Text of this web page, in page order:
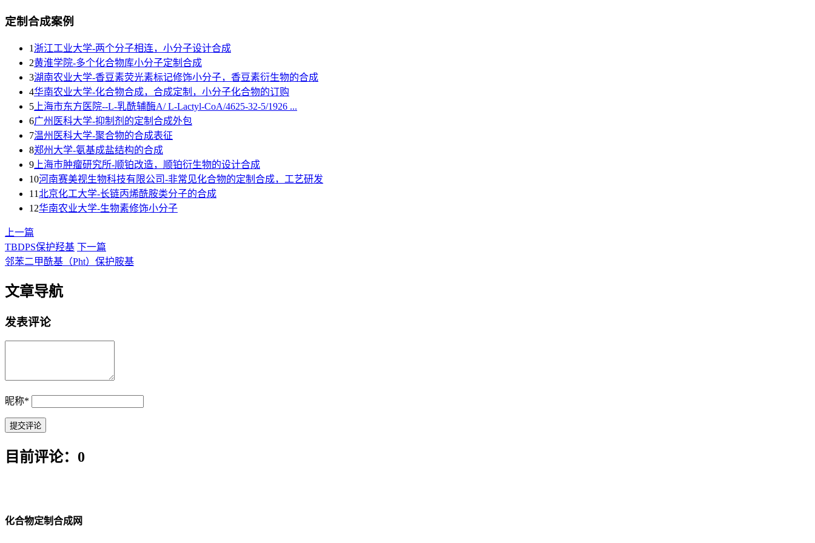
定制合成案例
1 浙江工业大学-两个分子相连，小分子设计合成
2黄淮学院-多个化合物库小分子定制合成
3湖南农业大学-香豆素荧光素标记修饰小分子，香豆素衍生物的合成
4华南农业大学-化合物合成，合成定制，小分子化合物的订购
5 上海市东方医院--L-乳酰辅酶A/ L-Lactyl-CoA/4625-32-5/1926 ...
6广州医科大学-抑制剂的定制合成外包
7温州医科大学-聚合物的合成表征
8郑州大学-氨基成盐结构的合成
9 上海巿肿瘤研究所-顺铂改造，顺铂衍生物的设计合成
10河南赛美视生物科技有限公司-非常见化合物的定制合成，工艺研发
11北京化工大学-长链丙烯酰胺类分子的合成
12华南农业大学-生物素修饰小分子
上一篇
TBDPS保护羟基 下一篇
邻苯二甲酰基（Pht）保护胺基
文章导航
发表评论
昵称*
目前评论：0
化合物定制合成网